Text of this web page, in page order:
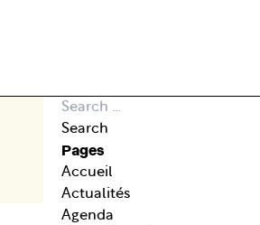
Search for:
Search
Pages
Accueil
Actualités
Agenda